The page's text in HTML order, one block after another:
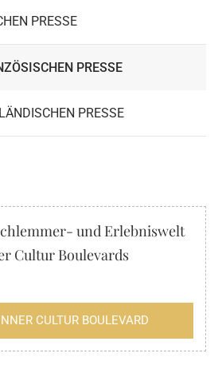
PRESSE
PRESSE
PRESSE
und Erlebniswelt
Cultur Boulevards
CULTUR BOULEVARD